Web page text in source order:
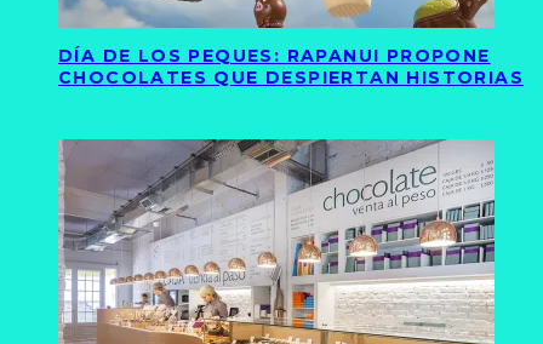
DÍA DE LOS PEQUES: RAPANUI PROPONE
CHOCOLATES QUE DESPIERTAN HISTORIAS